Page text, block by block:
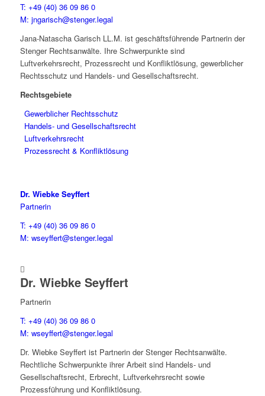
T: +49 (40) 36 09 86 0
M: jngarisch@stenger.legal
Jana-Natascha Garisch LL.M. ist geschäftsführende Partnerin der
Stenger Rechtsanwälte. Ihre Schwerpunkte sind
Luftverkehrsrecht, Prozessrecht und Konfliktlösung, gewerblicher
Rechtsschutz und Handels- und Gesellschaftsrecht.
Rechtsgebiete
Gewerblicher Rechtsschutz
Handels- und Gesellschaftsrecht
Luftverkehrsrecht
Prozessrecht & Konfliktlösung
Dr. Wiebke Seyffert
Partnerin
T: +49 (40) 36 09 86 0
M: wseyffert@stenger.legal

Dr. Wiebke Seyffert
Partnerin
T: +49 (40) 36 09 86 0
M: wseyffert@stenger.legal
Dr. Wiebke Seyffert ist Partnerin der Stenger Rechtsanwälte.
Rechtliche Schwerpunkte ihrer Arbeit sind Handels- und
Gesellschaftsrecht, Erbrecht, Luftverkehrsrecht sowie
Prozessführung und Konfliktlösung.